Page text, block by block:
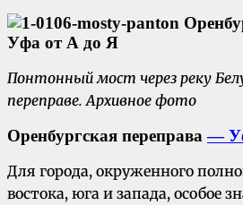
Понтонный мост через реку
переправе. Архивное фото
Оренбургская переправа —
Для города, окруженного
востока, юга и запада, особое